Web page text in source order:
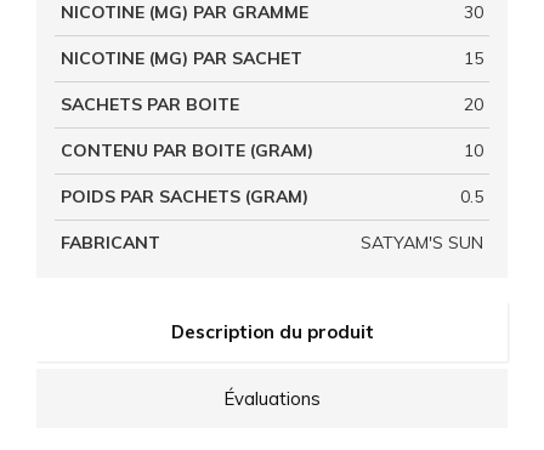
Description du produit
Évaluations
NICOTINE (MG) PAR GRAMME 30
NICOTINE (MG) PAR SACHET 15
SACHETS PAR BOITE 20
CONTENU PAR BOITE (GRAM) 10
POIDS PAR SACHETS (GRAM) 0.5
FABRICANT SATYAM'S SUN